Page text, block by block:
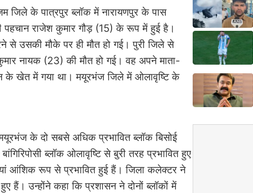
जिले के पात्रपुर ब्लॉक में नारायणपुर के पास
पहचान राजेश कुमार गौड़ (15) के रूप में हुई है।
से उसकी मौके पर ही मौत हो गई। पुरी जिले से
नायक (23) की मौत हो गई। वह अपने माता-
के खेत में गया था। मयूरभंज जिले में ओलावृष्टि के
के दो सबसे अधिक प्रभावित ब्लॉक बिसोई
ब्लॉक ओलावृष्टि से बुरी तरह प्रभावित हुए
आंशिक रूप से प्रभावित हुई हैं। जिला कलेक्टर ने
हैं। उन्होंने कहा कि प्रशासन ने दोनों ब्लॉकों में